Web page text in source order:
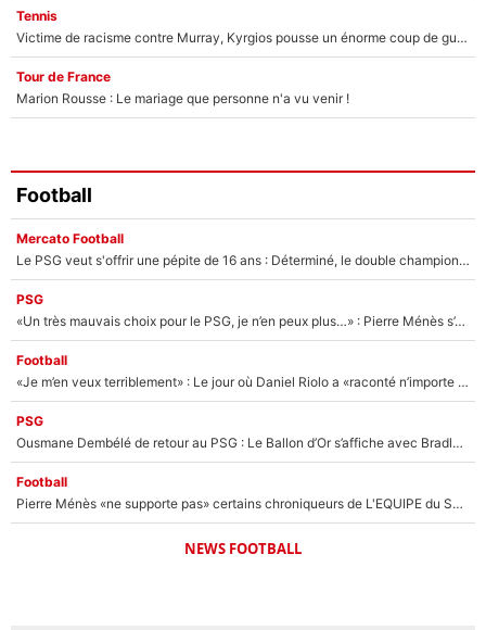
Tennis
Victime de racisme contre Murray, Kyrgios pousse un énorme coup de gueule !
Tour de France
Marion Rousse : Le mariage que personne n'a vu venir !
Football
Mercato Football
Le PSG veut s'offrir une pépite de 16 ans : Déterminé, le double champion d'Europe en titre est prêt à lâcher 40M€ pour celui que l'on compare déjà à Vinicius Jr !
PSG
«Un très mauvais choix pour le PSG, je n’en peux plus…» : Pierre Ménès s’est complètement trompé avec Luis Enrique et ces déclarations le prouvent !
Football
«Je m’en veux terriblement» : Le jour où Daniel Riolo a «raconté n’importe quoi» dans l'After Foot !
PSG
Ousmane Dembélé de retour au PSG : Le Ballon d’Or s’affiche avec Bradley Barcola en plein cœur du feuilleton sur son départ !
Football
Pierre Ménès «ne supporte pas» certains chroniqueurs de L'EQUIPE du Soir : Ils vont tous partir !
NEWS FOOTBALL